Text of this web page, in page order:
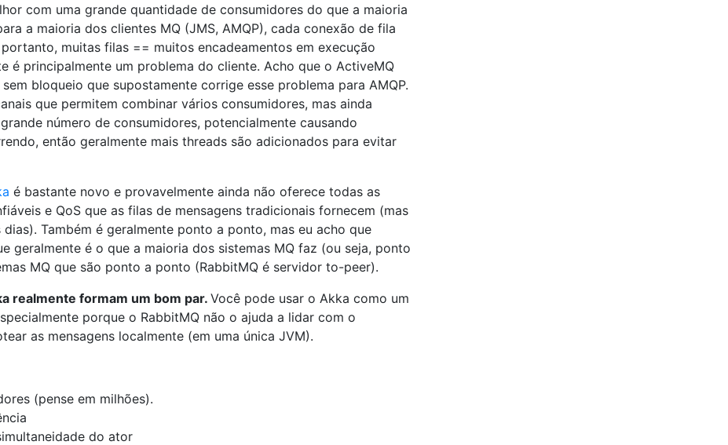
com uma grande quantidade de consumidores do que a maioria
a maioria dos clientes MQ (JMS, AMQP), cada conexão de fila
muitas filas == muitos encadeamentos em execução
é principalmente um problema do cliente. Acho que o ActiveMQ
bloqueio que supostamente corrige esse problema para AMQP.
que permitem combinar vários consumidores, mas ainda
número de consumidores, potencialmente causando
então geralmente mais threads são adicionados para evitar
é bastante novo e provavelmente ainda não oferece todas as
​​e QoS que as filas de mensagens tradicionais fornecem (mas
Também é geralmente ponto a ponto, mas eu acho que
geralmente é o que a maioria dos sistemas MQ faz (ou seja, ponto
MQ que são ponto a ponto (RabbitMQ é servidor to-peer).
realmente formam um bom par. Você pode usar o Akka como um
porque o RabbitMQ não o ajuda a lidar com o
as mensagens localmente (em uma única JVM).
(pense em milhões).
do ator